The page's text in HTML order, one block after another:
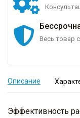
Весь товар
Описание
Эффективность